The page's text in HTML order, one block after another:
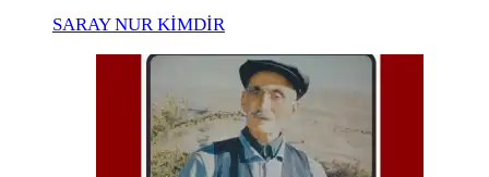
SARAY NUR KİMDİR